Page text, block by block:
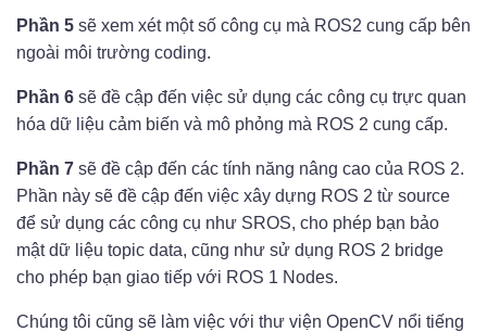
Phần 5 sẽ xem xét một số công cụ mà ROS2 cung cấp bên
ngoài môi trường coding.
Phần 6 sẽ đề cập đến việc sử dụng các công cụ trực quan
hóa dữ liệu cảm biến và mô phỏng mà ROS 2 cung cấp.
Phần 7 sẽ đề cập đến các tính năng nâng cao của ROS 2.
Phần này sẽ đề cập đến việc xây dựng ROS 2 từ source
để sử dụng các công cụ như SROS, cho phép bạn bảo
mật dữ liệu topic data, cũng như sử dụng ROS 2 bridge
cho phép bạn giao tiếp với ROS 1 Nodes.
Chúng tôi cũng sẽ làm việc với thư viện OpenCV nổi tiếng